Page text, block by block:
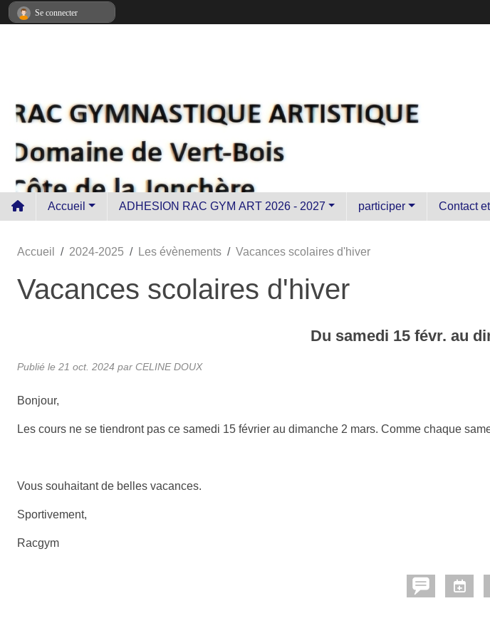
Accueil ADHESION RAC GYM ART 2026 - 2027 participer Contact
Accueil 2024-2025 Les évènements Vacances scolaires d'hiver
Vacances scolaires d'hiver
Du samedi 15 févr. au
Publié le 21 oct. 2024 par CELINE DOUX
Bonjour,
Les cours ne se tiendront pas ce samedi 15 février au dimanche 2 mars. Comme chaque
Vous souhaitant de belles vacances.
Sportivement,
Racgym
Se connecter
Panneau de gestion des cookies